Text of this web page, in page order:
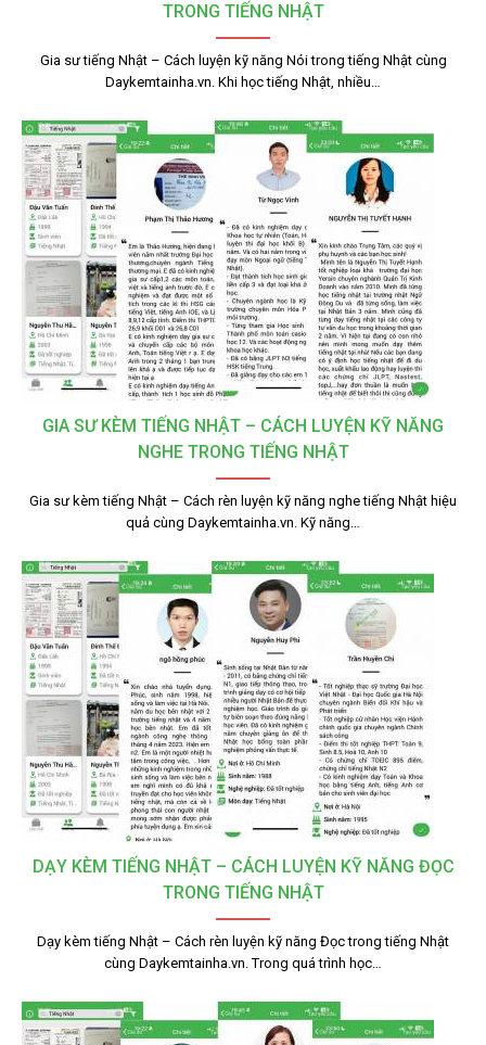
TRONG TIẾNG NHẬT
Gia sư tiếng Nhật – Cách luyện kỹ năng Nói trong tiếng Nhật cùng
Daykemtainha.vn. Khi học tiếng Nhật, nhiều…
GIA SƯ KÈM TIẾNG NHẬT – CÁCH LUYỆN KỸ NĂNG
NGHE TRONG TIẾNG NHẬT
Gia sư kèm tiếng Nhật – Cách rèn luyện kỹ năng nghe tiếng Nhật hiệu
quả cùng Daykemtainha.vn. Kỹ năng…
DẠY KÈM TIẾNG NHẬT – CÁCH LUYỆN KỸ NĂNG ĐỌC
TRONG TIẾNG NHẬT
Dạy kèm tiếng Nhật – Cách rèn luyện kỹ năng Đọc trong tiếng Nhật
cùng Daykemtainha.vn. Trong quá trình học…